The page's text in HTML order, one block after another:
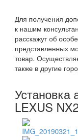
Для получения
к нашим
расскажут об
представленных
товар.
также в другие
Установка
LEXUS